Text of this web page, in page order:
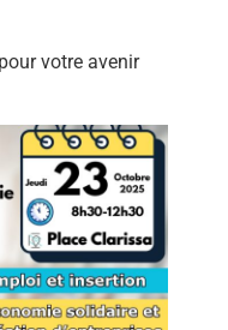
votre avenir